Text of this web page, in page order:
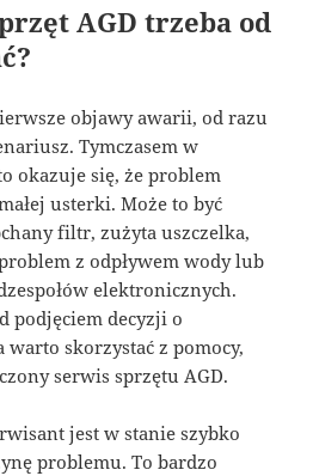
AGD trzeba od
objawy awarii, od razu
Tymczasem w
okazuje się, że problem
usterki. Może to być
filtr, zużyta uszczelka,
z odpływem wody lub
elektronicznych.
podjęciem decyzji o
skorzystać z pomocy,
serwis sprzętu AGD.
jest w stanie szybko
problemu. To bardzo